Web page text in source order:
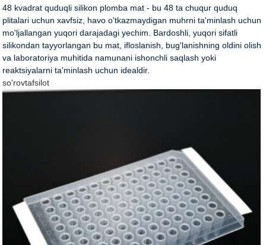
48 kvadrat quduqli silikon plomba mat - bu 48 ta chuqur quduq
plitalari uchun xavfsiz, havo o'tkazmaydigan muhrni ta'minlash uchun
mo'ljallangan yuqori darajadagi yechim. Bardoshli, yuqori sifatli
silikondan tayyorlangan bu mat, ifloslanish, bug'lanishning oldini olish
va laboratoriya muhitida namunani ishonchli saqlash yoki
reaktsiyalarni ta'minlash uchun idealdir.
so'rovtafsilot